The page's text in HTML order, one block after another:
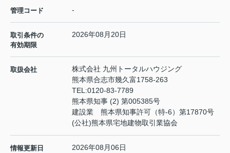
管理コード -
取引条件の
有効期限
2026年08月20日
取扱会社
株式会社 九州トータルハウジング
熊本県合志市幾久富1758-263
TEL:0120-83-7789
熊本県知事 (2) 第005385号
建設業 熊本県知事許可（特-6）第17870号
(公社)熊本県宅地建物取引業協会
情報更新日 2026年08月06日